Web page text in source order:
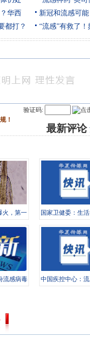
华西
新冠和流感可
都打？
“流感”有救了
验证码:
！
最新评论
火，第一
国家卫健委：生
流感病毒
中国疾控中心：